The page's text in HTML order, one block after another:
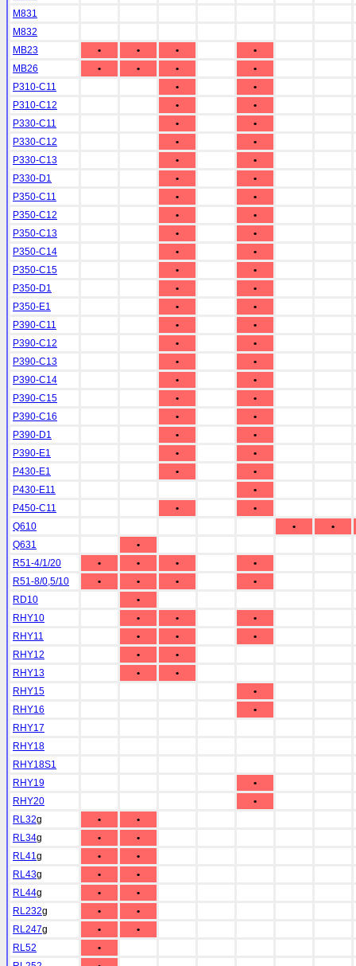
M831
M832
MB23
• • •
•
MB26
• • •
•
P310-C11
•
•
P310-C12
•
•
P330-C11
•
•
P330-C12
•
•
P330-C13
•
•
P330-D1
•
•
P350-C11
•
•
P350-C12
•
•
P350-C13
•
•
P350-C14
•
•
P350-C15
•
•
P350-D1
•
•
P350-E1
•
•
P390-C11
•
•
P390-C12
•
•
P390-C13
•
•
P390-C14
•
•
P390-C15
•
•
P390-C16
•
•
P390-D1
•
•
P390-E1
•
•
P430-E1
•
•
P430-E11
•
P450-C11
•
•
Q610
•
•
Q631
•
R51-4/1/20
• • •
•
R51-8/0,5/10
• • •
•
RD10
•
RHY10
• •
•
RHY11
• •
•
RHY12
•
•
RHY13
•
•
RHY15
•
RHY16
•
RHY17
RHY18
RHY18S1
RHY19
•
RHY20
•
RL32g •
•
RL34g •
•
RL41g •
•
RL43g •
•
RL44g •
•
RL232g •
•
RL247g •
•
RL52
•